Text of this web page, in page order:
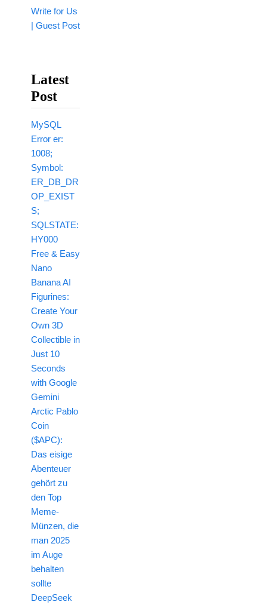
Write for Us
| Guest Post
Latest
Post
MySQL
Error er:
1008;
Symbol:
ER_DB_DR
OP_EXIST
S;
SQLSTATE:
HY000
Free & Easy
Nano
Banana AI
Figurines:
Create Your
Own 3D
Collectible in
Just 10
Seconds
with Google
Gemini
Arctic Pablo
Coin
($APC):
Das eisige
Abenteuer
gehört zu
den Top
Meme-
Münzen, die
man 2025
im Auge
behalten
sollte
DeepSeek